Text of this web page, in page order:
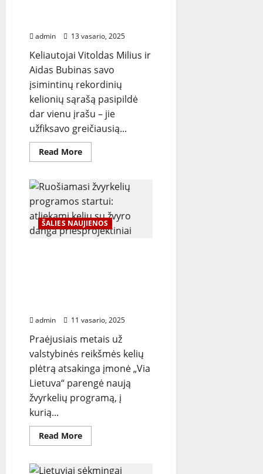
admin 13 vasario, 2025
Keliautojai Vitoldas Milius ir
Aidas Bubinas savo
įsimintinų rekordinių
kelionių sąrašą pasipildė
dar vienu įrašu – jie
užfiksavo greičiausią...
Read MoreRead
more
iš
Nordkapp
į
Europos
geografinį
centrą:
„Tai
ŠALIES NAUJIENOS
admin 11 vasario, 2025
Praėjusiais metais už
valstybinės reikšmės kelių
plėtrą atsakinga įmonė „Via
Lietuva“ parengė naują
žvyrkelių programą, į
kurią...
Read MoreRead
more
žvyrkelių